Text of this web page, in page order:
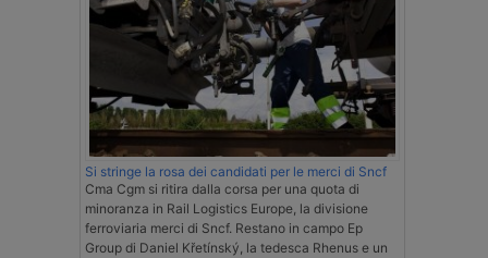
Si stringe la rosa dei candidati per le merci di Sncf
Cma Cgm si ritira dalla corsa per una quota di
minoranza in Rail Logistics Europe, la divisione
ferroviaria merci di Sncf. Restano in campo Ep
Group di Daniel Křetínský, la tedesca Rhenus e un